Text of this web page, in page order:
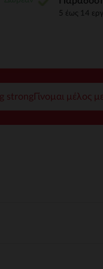
σας 5 έως 14
strongΓίνομαι μέλος